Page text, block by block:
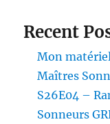
Recent
Mon
Maîtres
S26E04 –
Sonneurs